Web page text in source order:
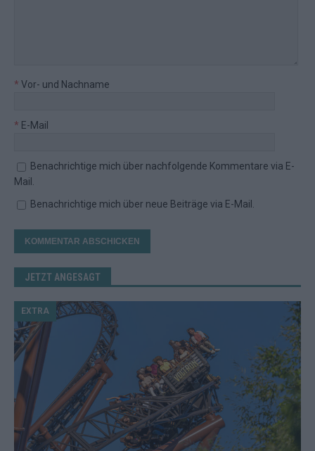
* Vor- und Nachname
* E-Mail
Benachrichtige mich über nachfolgende Kommentare via E-
Mail.
Benachrichtige mich über neue Beiträge via E-Mail.
JETZT ANGESAGT
EXTRA